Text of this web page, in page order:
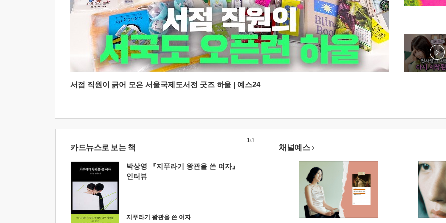
서점 직원이 긁어 모은 서울국제도서전 굿즈 하울 | 예스24
카드뉴스로 보는 책
박상영 『지푸라기 왕관을 쓴 여자』
인터뷰
지푸라기 왕관을 쓴 여자
1/3
채널예스